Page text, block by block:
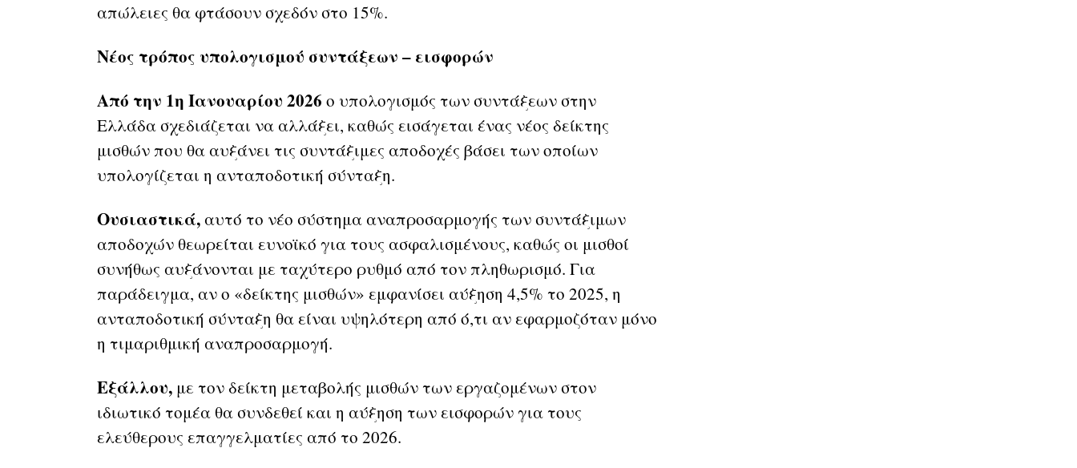
απώλειες θα φτάσουν σχεδόν στο 15%.
Νέος τρόπος υπολογισμού συντάξεων – εισφορών
Από την 1η Ιανουαρίου 2026 ο υπολογισμός των συντάξεων στην
Ελλάδα σχεδιάζεται να αλλάξει, καθώς εισάγεται ένας νέος δείκτης
μισθών που θα αυξάνει τις συντάξιμες αποδοχές βάσει των οποίων
υπολογίζεται η ανταποδοτική σύνταξη.
Ουσιαστικά,αυτό το νέο σύστημα αναπροσαρμογής των συντάξιμων
αποδοχών θεωρείται ευνοϊκό για τους ασφαλισμένους, καθώς οι μισθοί
συνήθως αυξάνονται με ταχύτερο ρυθμό από τον πληθωρισμό. Για
παράδειγμα, αν ο «δείκτης μισθών» εμφανίσει αύξηση 4,5% το 2025, η
ανταποδοτική σύνταξη θα είναι υψηλότερη από ό,τι αν εφαρμοζόταν μόνο
η τιμαριθμική αναπροσαρμογή.
Εξάλλου,με τον δείκτη μεταβολής μισθών των εργαζομένων στον
ιδιωτικό τομέα θα συνδεθεί και η αύξηση των εισφορών για τους
ελεύθερους επαγγελματίες από το 2026.